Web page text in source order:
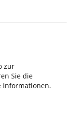
zur
Sie die
Informationen.